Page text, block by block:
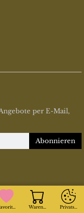
Warenkorb
per E-Mail,
Abonnieren
zzgl.Versandkosten